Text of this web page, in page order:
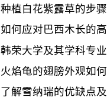
种植白花紫露草的步
如何应对巴西木长的高
韩荣大学及其学科专
及学术研究成果概况
火焰龟的翅膀外观如何
了解雪纳瑞的优缺点